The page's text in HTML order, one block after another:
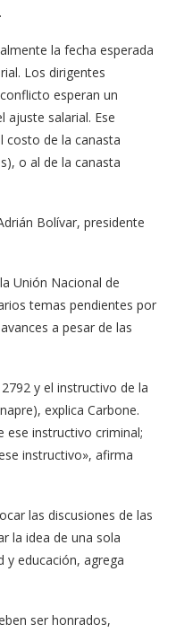
la fecha esperada
Los dirigentes
esperan un
ajuste salarial. Ese
costo de la canasta
o al de la canasta
Bolívar, presidente
Unión Nacional de
temas pendientes por
a pesar de las
y el instructivo de la
explica Carbone.
ese instructivo criminal;
instructivo», afirma
las discusiones de las
la idea de una sola
y educación, agrega
ser honrados,